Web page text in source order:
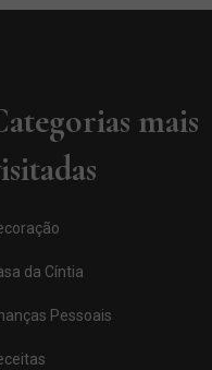
mais
da Cíntia
Pessoais